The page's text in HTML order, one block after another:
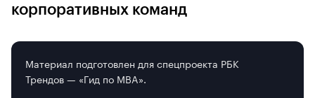
корпоративных команд
Материал подготовлен для спецпроекта РБК
Трендов — «Гид по MBA».